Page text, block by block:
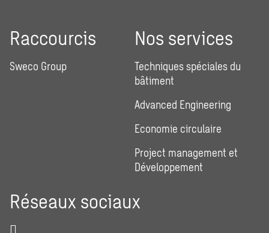
Raccourcis
Sweco Group
Nos services
Techniques spéciales du
bâtiment
Advanced Engineering
Economie circulaire
Project management et
Développement
Réseaux sociaux